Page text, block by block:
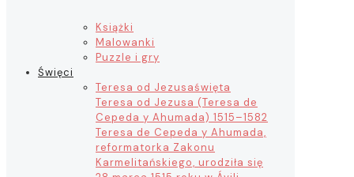
Książki
Malowanki
Puzzle i gry
Święci
Teresa od Jezusaświęta
Teresa od Jezusa (Teresa de
Cepeda y Ahumada) 1515–1582
Teresa de Cepeda y Ahumada,
reformatorka Zakonu
Karmelitańskiego, urodziła się